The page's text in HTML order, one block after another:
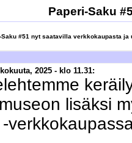
Paperi-Saku
Saku #51 nyt saatavilla verkkokaupasta ja
2025 - klo 11.31:
lisäksi